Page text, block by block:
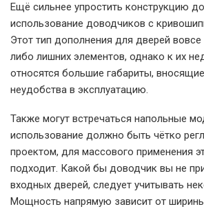
Ещё сильнее упростить конструкцию
использование доводчиков с
Этот тип дополнения для дверей вовсе
либо лишних элементов, однако к их
относятся большие габариты,
неудобства в эксплуатацию.
Также могут встречаться напольные
использование должно быть чётко
проектом, для массового применения
подходит. Какой бы доводчик вы не
входных дверей, следует учитывать
Мощность напрямую зависит от